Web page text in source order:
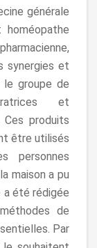
générale
synergies et
le groupe de
et
Ces produits
être utilisés
personnes
maison a pu
a été rédigée
de
Par